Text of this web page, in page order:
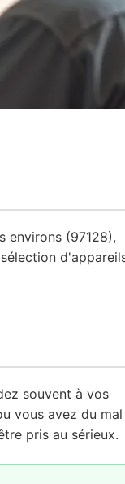
environs (97128),
souvent à vos
vous avez du mal
pris au sérieux.